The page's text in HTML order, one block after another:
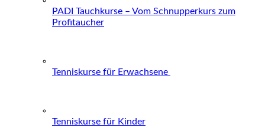
PADI Tauchkurse – Vom Schnupperkurs zum
Profitaucher
Tenniskurse für Erwachsene
Tenniskurse für Kinder